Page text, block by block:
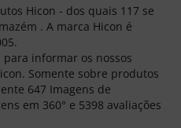
Hicon - dos quais 117 se
. A marca Hicon é
informar os nossos
Somente sobre produtos
647 Imagens de
em 360° e 5398 avaliações